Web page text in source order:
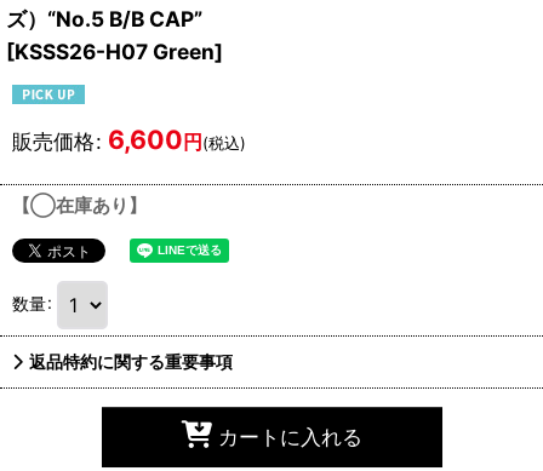
ズ）“No.5 B/B CAP”
[KSSS26-H07 Green]
販売価格: 6,600円(税込)
【◯在庫あり】
数量:
返品特約に関する重要事項
カートに入れる